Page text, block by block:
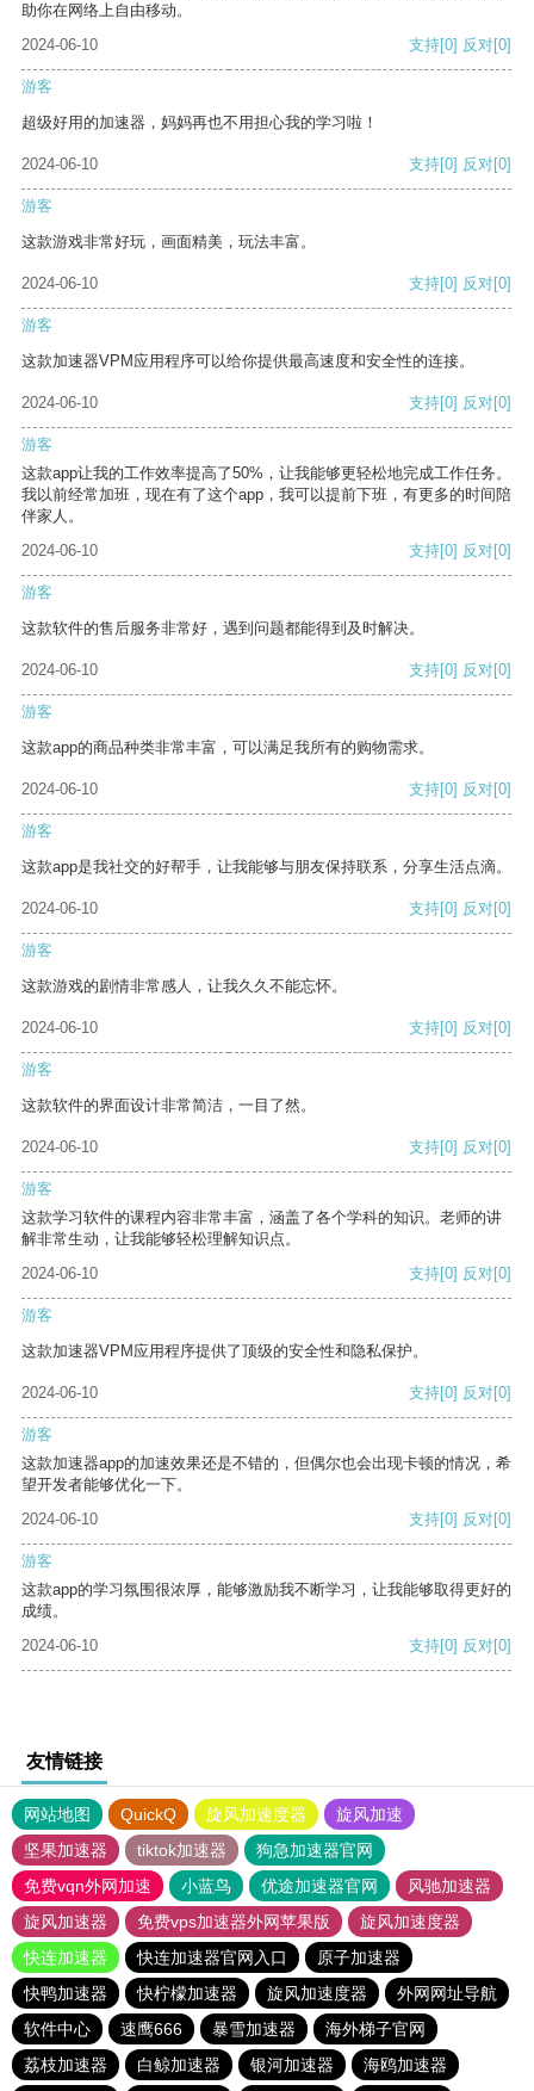
助你在网络上自由移动。
2024-06-10
支持[0] 反对[0]
游客
超级好用的加速器，妈妈再也不用担心我的学习啦！
2024-06-10 支持[0] 反对[0]
游客
这款游戏非常好玩，画面精美，玩法丰富。
2024-06-10 支持[0] 反对[0]
游客
这款加速器VPM应用程序可以给你提供最高速度和安全性的连接。
2024-06-10 支持[0] 反对[0]
游客
这款app让我的工作效率提高了50%，让我能够更轻松地完成工作任务。
我以前经常加班，现在有了这个app，我可以提前下班，有更多的时间陪
伴家人。
2024-06-10
支持[0] 反对[0]
游客
这款软件的售后服务非常好，遇到问题都能得到及时解决。
2024-06-10 支持[0] 反对[0]
游客
这款app的商品种类非常丰富，可以满足我所有的购物需求。
2024-06-10 支持[0] 反对[0]
游客
这款app是我社交的好帮手，让我能够与朋友保持联系，分享生活点滴。
2024-06-10 支持[0] 反对[0]
游客
这款游戏的剧情非常感人，让我久久不能忘怀。
2024-06-10 支持[0] 反对[0]
游客
这款软件的界面设计非常简洁，一目了然。
2024-06-10 支持[0] 反对[0]
游客
这款学习软件的课程内容非常丰富，涵盖了各个学科的知识。老师的讲
解非常生动，让我能够轻松理解知识点。
2024-06-10
支持[0] 反对[0]
游客
这款加速器VPM应用程序提供了顶级的安全性和隐私保护。
2024-06-10 支持[0] 反对[0]
游客
这款加速器app的加速效果还是不错的，但偶尔也会出现卡顿的情况，希
望开发者能够优化一下。
2024-06-10
支持[0] 反对[0]
游客
这款app的学习氛围很浓厚，能够激励我不断学习，让我能够取得更好的
成绩。
2024-06-10
支持[0] 反对[0]
友情链接
网站地图 QuickQ 旋风加速度器
旋风加速
坚果加速器
tiktok加速器
狗急加速器官网
免费vqn外网加速
小蓝鸟 优途加速器官网
风驰加速器
旋风加速器
免费vps加速器外网苹果版
旋风加速度器
快连加速器
快连加速器官网入口
原子加速器
快鸭加速器
快柠檬加速器 旋风加速度器
外网网址导航
软件中心
速鹰666 暴雪加速器
海外梯子官网
荔枝加速器
白鲸加速器 银河加速器 海鸥加速器